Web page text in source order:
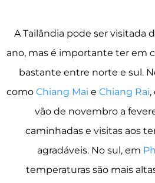
A Tailândia pode ser visitada
ano, mas é importante ter em
bastante entre norte e sul.
como Chiang Mai e Chiang Rai,
vão de novembro a
caminhadas e visitas aos
agradáveis. No sul, em
temperaturas são mais